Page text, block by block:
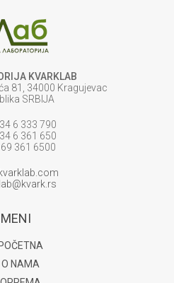
KVARKLAB
81, 34000 Kragujevac
SRBIJA
6 333 790
6 361 650
361 6500
MENI
POČETNA
O NAMA